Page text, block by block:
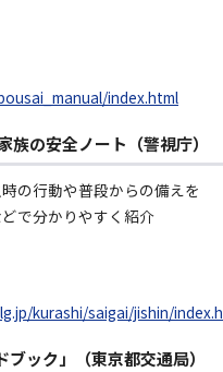
index.html
の安全ノート（警視庁）
の行動や普段からの備えを
で分かりやすく紹介
kurashi/saigai/jishin/
ック」（東京都交通局）